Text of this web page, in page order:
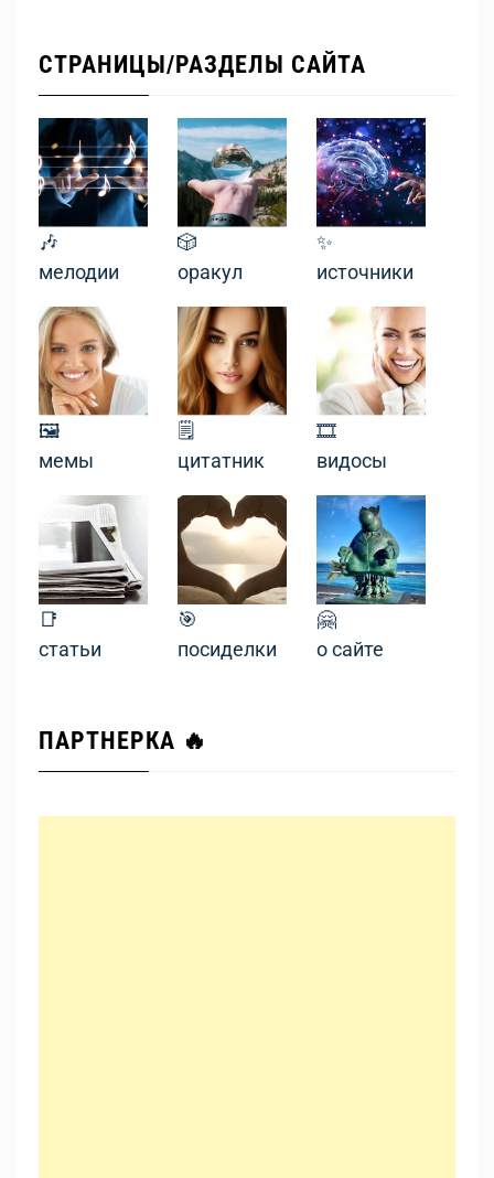
СТРАНИЦЫ/РАЗДЕЛЫ САЙТА
🎶
мелодии
🎲
оракул
✨
источники
🖼
мемы
🗒
цитатник
🎞
видосы
📑
статьи
🎯
посиделки
🤗
о сайте
ПАРТНЕРКА 🔥